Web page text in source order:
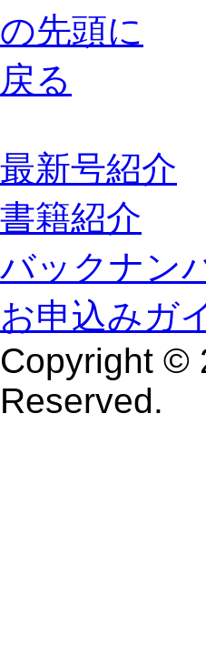
最新号紹介
書籍紹介
バックナン
お申込みガ
Copyright ©
Reserved.